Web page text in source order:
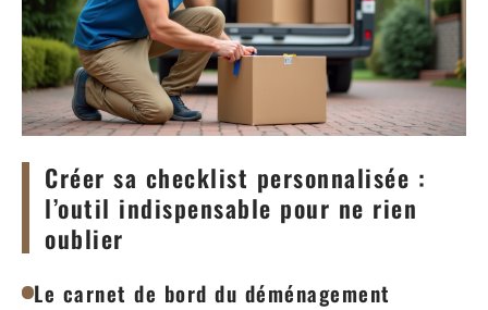
Créer sa checklist personnalisée :
l’outil indispensable pour ne rien
oublier
Le carnet de bord du déménagement